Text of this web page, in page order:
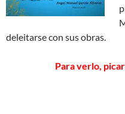
deleitarse con sus obras.
Para verlo,